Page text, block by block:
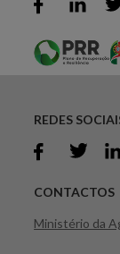
REDES
CONTACTOS
Ministério da